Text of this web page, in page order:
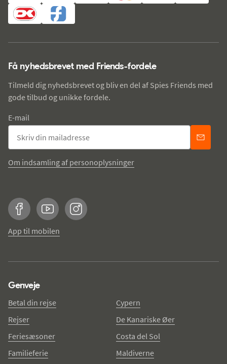
Få nyhedsbrevet med Friends-fordele
Tilmeld dig nyhedsbrevet og bliv en del af Spies Friends med
gode tilbud og unikke fordele.
E-mail
Om indsamling af personoplysninger
FacebookYouTubeInstagram
App til mobilen
Genveje
Betal din rejse
Rejser
Feriesæsoner
Familieferie
Cypern
De Kanariske Øer
Costa del Sol
Maldiverne